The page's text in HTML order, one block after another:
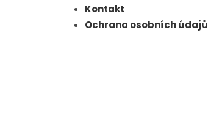
Kontakt
Ochrana osobních údajů